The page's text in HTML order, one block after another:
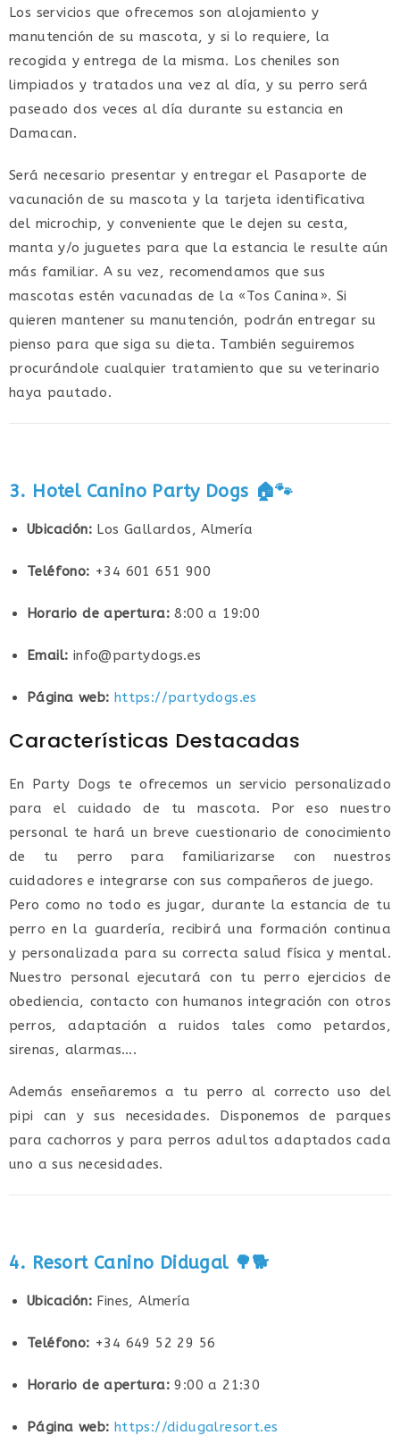
Los servicios que ofrecemos son alojamiento y
manutención de su mascota, y si lo requiere, la
recogida y entrega de la misma. Los cheniles son
limpiados y tratados una vez al día, y su perro será
paseado dos veces al día durante su estancia en
Damacan.
Será necesario presentar y entregar el Pasaporte de
vacunación de su mascota y la tarjeta identificativa
del microchip, y conveniente que le dejen su cesta,
manta y/o juguetes para que la estancia le resulte aún
más familiar. A su vez, recomendamos que sus
mascotas estén vacunadas de la «Tos Canina». Si
quieren mantener su manutención, podrán entregar su
pienso para que siga su dieta. También seguiremos
procurándole cualquier tratamiento que su veterinario
haya pautado.
3. Hotel Canino Party Dogs 🏠🐾
Ubicación: Los Gallardos, Almería
Teléfono: +34 601 651 900
Horario de apertura: 8:00 a 19:00
Email: info@partydogs.es
Página web: https://partydogs.es
Características Destacadas
En Party Dogs te ofrecemos un servicio personalizado
para el cuidado de tu mascota. Por eso nuestro
personal te hará un breve cuestionario de conocimiento
de tu perro para familiarizarse con nuestros
cuidadores e integrarse con sus compañeros de juego.
Pero como no todo es jugar, durante la estancia de tu
perro en la guardería, recibirá una formación continua
y personalizada para su correcta salud física y mental.
Nuestro personal ejecutará con tu perro ejercicios de
obediencia, contacto con humanos integración con otros
perros, adaptación a ruidos tales como petardos,
sirenas, alarmas….
Además enseñaremos a tu perro al correcto uso del
pipi can y sus necesidades. Disponemos de parques
para cachorros y para perros adultos adaptados cada
uno a sus necesidades.
4. Resort Canino Didugal🌳🐕
Ubicación: Fines, Almería
Teléfono: +34 649 52 29 56
Horario de apertura: 9:00 a 21:30
Página web: https://didugalresort.es